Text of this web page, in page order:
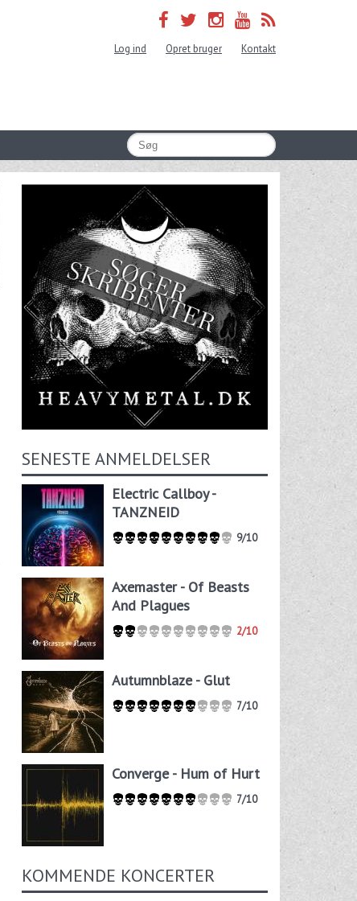
Log ind Opret bruger Kontakt
SENESTE ANMELDELSER
Electric Callboy -
TANZNEID
9/10
Axemaster - Of Beasts
And Plagues
2/10
Autumnblaze - Glut
7/10
Converge - Hum of Hurt
7/10
KOMMENDE KONCERTER